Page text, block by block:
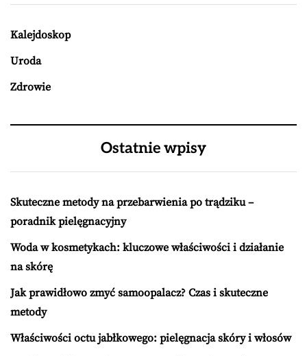
Kalejdoskop
Uroda
Zdrowie
Ostatnie wpisy
Skuteczne metody na przebarwienia po trądziku –
poradnik pielęgnacyjny
Woda w kosmetykach: kluczowe właściwości i działanie
na skórę
Jak prawidłowo zmyć samoopalacz? Czas i skuteczne
metody
Właściwości octu jabłkowego: pielęgnacja skóry i włosów